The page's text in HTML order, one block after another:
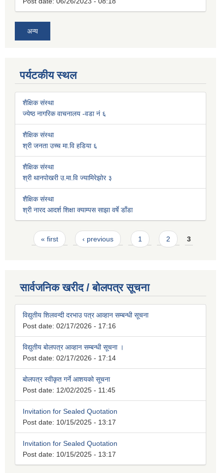
अन्य
पर्यटकीय स्थल
शैक्षिक संस्था
ज्येष्ठ नागरिक वाचनालय -वडा नं ६
शैक्षिक संस्था
श्री जनता उच्च मा.वि हडिया ६
शैक्षिक संस्था
श्री थानपोखरी उ.मा.वि ज्यामिरेझोर ३
शैक्षिक संस्था
श्री नारद आदर्श शिक्षा क्याम्पस साझा वर्षे डाँडा
Pages
« first ‹ previous 1 2 3
सार्वजनिक खरीद / बोलपत्र सूचना
विद्युतीय शिलवन्दी दरभाउ पत्र आव्हान सम्बन्धी सूचना
Post date: 02/17/2026 - 17:16
विद्युतीय बोलपत्र आव्हान सम्बन्धी सूचना ।
Post date: 02/17/2026 - 17:14
बोलपत्र स्वीकृत गर्ने आशयको सूचना
Post date: 12/02/2025 - 11:45
Invitation for Sealed Quotation
Post date: 10/15/2025 - 13:17
Invitation for Sealed Quotation
Post date: 10/15/2025 - 13:17